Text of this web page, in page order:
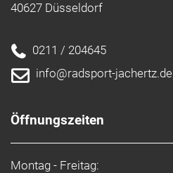
40627 Düsseldorf
0211 / 204645
info@radsport-jachertz.de
Öffnungszeiten
Montag - Freitag: